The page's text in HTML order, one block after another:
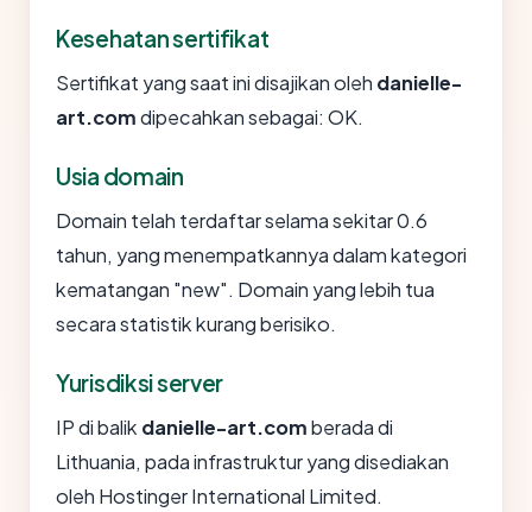
Kesehatan sertifikat
Sertifikat yang saat ini disajikan oleh danielle-
art.comdipecahkan sebagai: OK.
Usia domain
Domain telah terdaftar selama sekitar 0.6
tahun, yang menempatkannya dalam kategori
kematangan "new". Domain yang lebih tua
secara statistik kurang berisiko.
Yurisdiksi server
IP di balik danielle-art.comberada di
Lithuania, pada infrastruktur yang disediakan
oleh Hostinger International Limited.